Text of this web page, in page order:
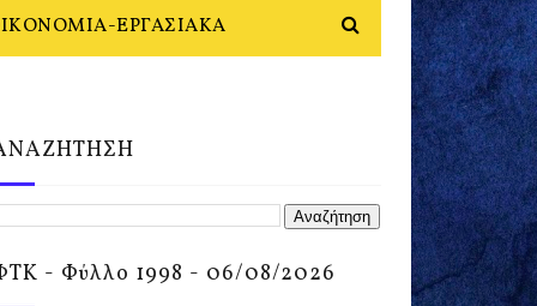
ΕΡΓΑΣΙΑΚΑ
- Φύλλο 1998 - 06/08/2026